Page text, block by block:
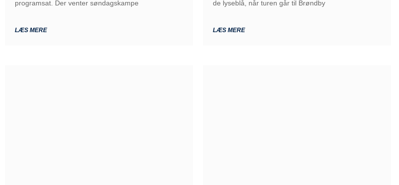
programsat. Der venter søndagskampe
LÆS MERE
de lyseblå, når turen går til Brøndby
LÆS MERE